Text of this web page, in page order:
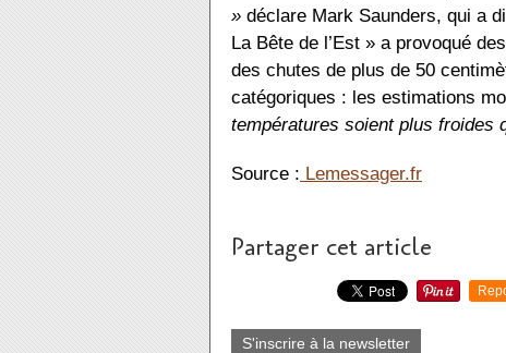
» déclare Mark Saunders, qui a
La Bête de l’Est » a provoqué
des chutes de plus de 50
catégoriques : les estimations
températures soient plus froides
Source : Lemessager.fr
Partager cet article
S'inscrire à la newsletter